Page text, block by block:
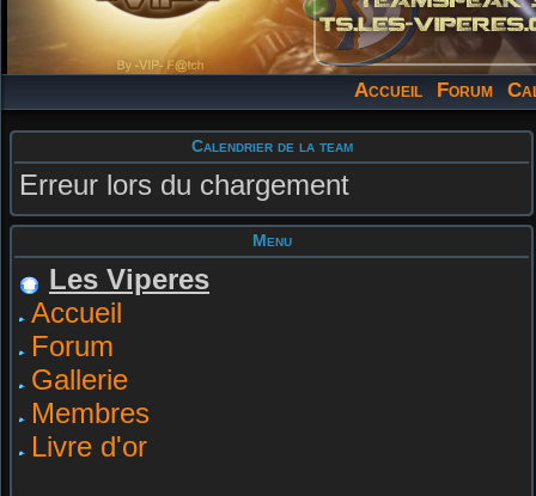
Accueil Forum
Calendrier de la team
Erreur lors du chargement
Menu
Les Viperes
Accueil
Forum
Gallerie
Membres
Livre d'or